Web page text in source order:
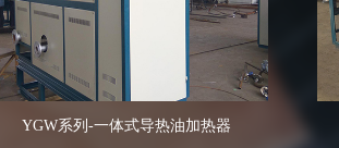
YGW系列-一体式导热油加热器